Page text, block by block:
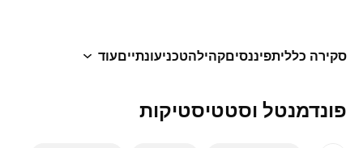
סקירה כלליתפיננסיםקהילהטכניעונתייםעוד
פונדמנטל וסטטיסטיקות